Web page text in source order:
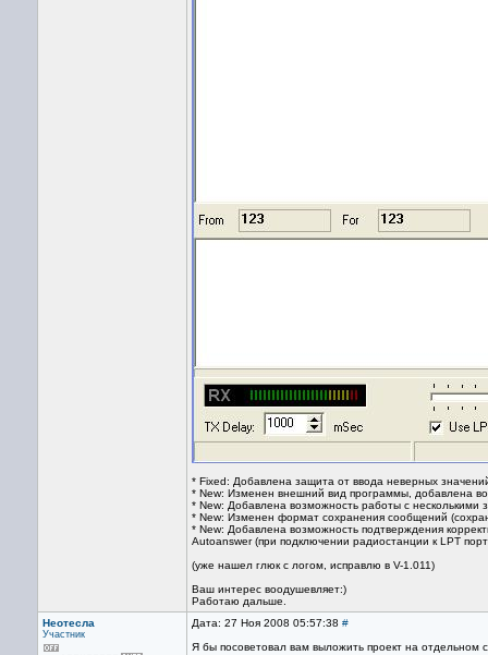
* Fixed: Добавлена защита от ввода неверных
* New: Изменен внешний вид программы, добавлена
* New: Добавлена возможность работы с несколькими
* New: Изменен формат сохранения сообщений
* New: Добавлена возможность подтверждения
Autoanswer (при подключении радиостанции к LPT
(уже нашел глюк с логом, исправлю в V-1.011)
Ваш интерес воодушевляет:)
Работаю дальше.
Неотесла
Участник
Дата: 27 Ноя 2008 05:57:38 #
Я бы посоветовал вам выложить проект на